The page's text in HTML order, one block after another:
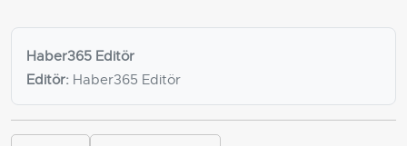
Haber365 Editör
Editör: Haber365 Editör